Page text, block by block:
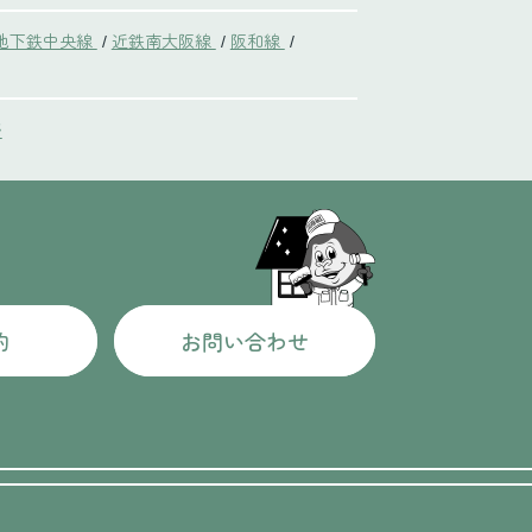
下鉄中央線 / 近鉄南大阪線 / 阪和線 /
お問い合わせ